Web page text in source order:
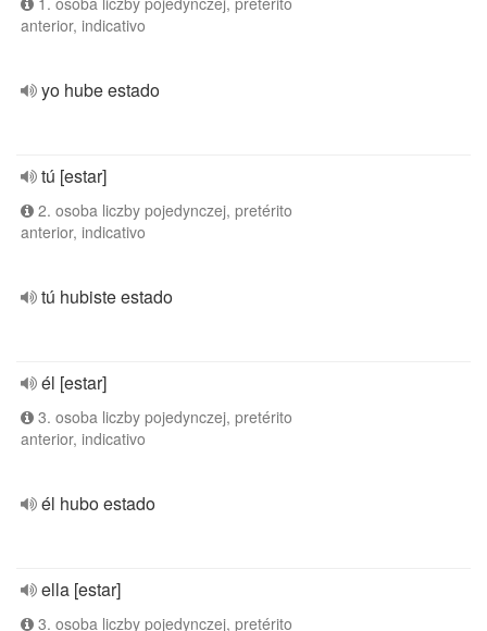
anterior, indicativo
yo hube estado
tú [estar]
2. osoba liczby pojedynczej, pretérito
anterior, indicativo
tú hubiste estado
él [estar]
3. osoba liczby pojedynczej, pretérito
anterior, indicativo
él hubo estado
ella [estar]
3. osoba liczby pojedynczej, pretérito